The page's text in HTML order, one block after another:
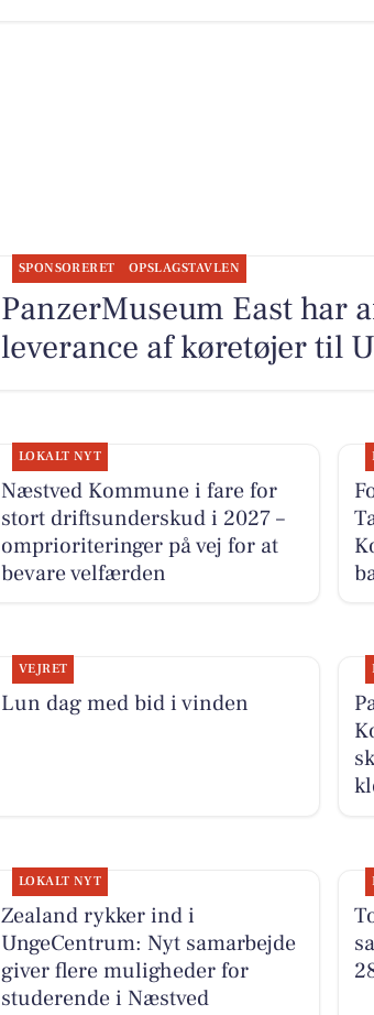
SPONSORERET OPSLAGSTAVLEN
PanzerMuseum East har
leverance af køretøjer til
LOKALT NYT
Næstved Kommune i fare for
stort driftsunderskud i 2027 –
omprioriteringer på vej for at
bevare velfærden
VEJRET
Lun dag med bid i vinden
LOKALT NYT
Zealand rykker ind i
UngeCentrum: Nyt samarbejde
giver flere muligheder for
studerende i Næstved